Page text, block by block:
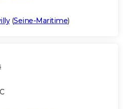
(Seine-Maritime)